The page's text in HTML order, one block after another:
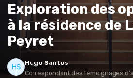
Exploration des
à la résidence de
Peyret
Hugo Santos
Correspondant des témoignages